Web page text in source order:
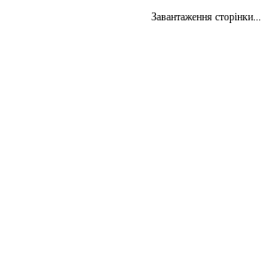
Завантаження сторінки...